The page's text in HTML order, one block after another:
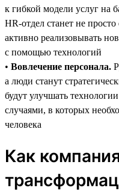
к гибкой модели услуг на
HR-отдел станет не
активно реализовывать
с помощью технологий
• Вовлечение персонала.
а люди станут
будут улучшать
случаями, в которых
человека
Как